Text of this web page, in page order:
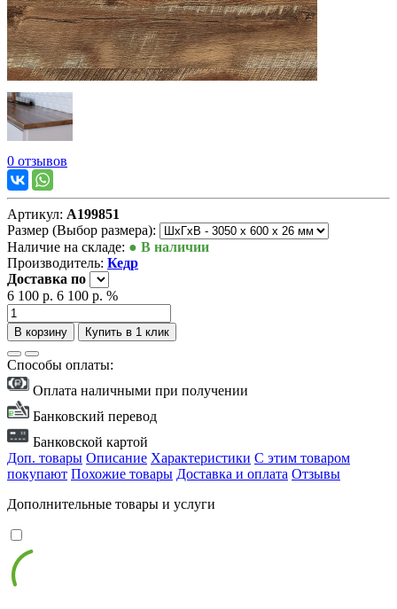
0 отзывов
Артикул: А199851
Размер (Выбор размера):
Наличие на складе: ● В наличии
Производитель: Кедр
Доставка по
6 100 р. 6 100 р. %
В корзину Купить в 1 клик
Способы оплаты:
Оплата наличными при получении
Банковский перевод
Банковской картой
Доп. товары Описание Характеристики С этим товаром
покупают Похожие товары Доставка и оплата Отзывы
Дополнительные товары и услуги